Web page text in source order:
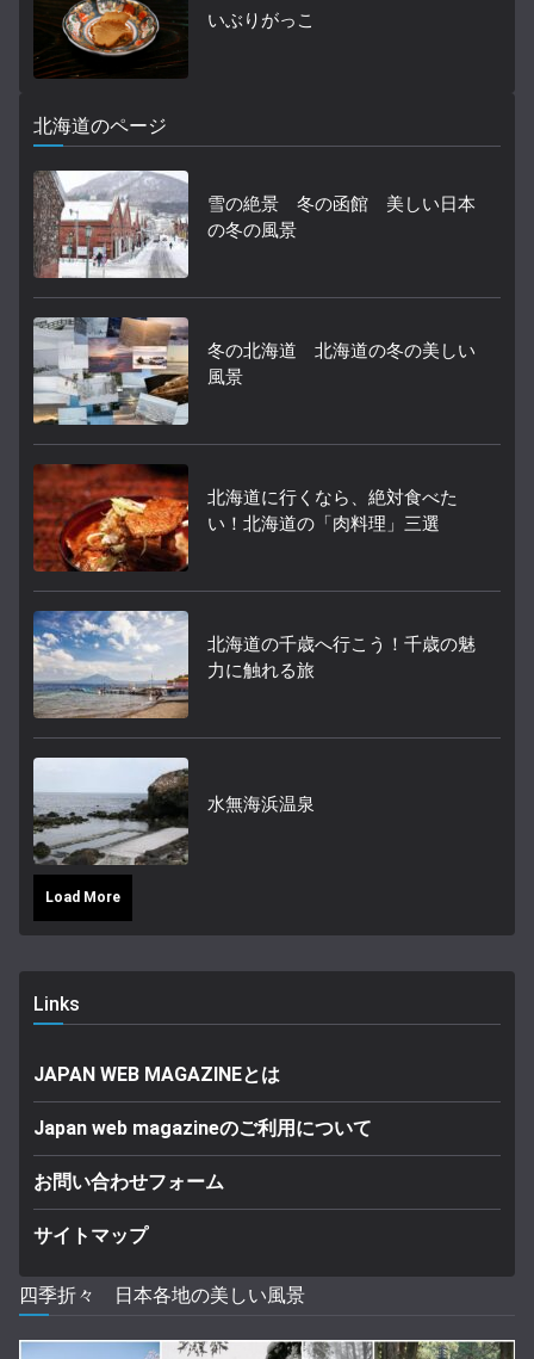
いぶりがっこ
北海道のページ
雪の絶景 冬の函館 美しい日本
の冬の風景
冬の北海道 北海道の冬の美しい
風景
北海道に行くなら、絶対食べた
い！北海道の「肉料理」三選
北海道の千歳へ行こう！千歳の魅
力に触れる旅
水無海浜温泉
Load More
Links
JAPAN WEB MAGAZINEとは
Japan web magazineのご利用について
お問い合わせフォーム
サイトマップ
四季折々 日本各地の美しい風景